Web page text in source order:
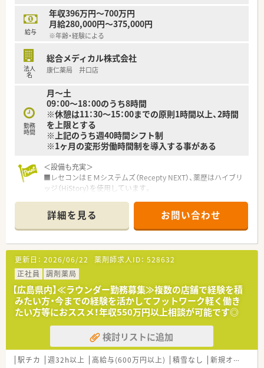
＜こんな方にもオススメ＞
■糖尿病の処方箋の勉強がしたい方
■プライベートも大切にしながら働きたい方
等々…
少しでも気になった方はお問い合わせくださいませ
■患者様一人ひとりに寄り添い、QOL向上を目指す薬局運営を
しています。
給与
年収396万円～700万円
月給280,000円～375,000円
※年齢・経験による
法人
名
総合メディカル株式会社
康仁薬局 井口店
勤務
時間
月～土
09：00～18：00のうち8時間
※休憩は11：30～15：00までの原則1時間以上、2時間
を上限とする
※上記のうち週40時間シフト制
※1ヶ月の変形労働時間制を導入する事がある
＜設備も充実＞
■レセコンはＥＭシステムズ（Recepty NEXT）、薬歴はハイブリ
ッジ（HiStory）を使用しています。
＜研修制度＞
■社内の研修体制の充実！薬剤師としての主体性を重んじた各種
研修・活動の実施をしています。
■認定薬剤師取得（更新）に関しても会社側からの支援もござい
ます。また、学術大会参加等、希望があれば勉強できる環境が整
っています。
＜法人特徴＞
■広島県を中心に医療モール型の薬局を60店舗以上運営してい
る企業です。
■生活に必要な施設と道路などの交通網がインフラとしてコン
パクトに結びついていく街づくりを目指して薬局出店を行って
■大型医療モールは介護・福祉との連携の拠点として街づくりに
ますます重要な役割を担っていくと考え、運営しています。
詳細を見る お問い合わせ
更新日： 2026/06/22 薬剤師求人ID： 528632
正社員
調剤薬局
【広島県内】≪ラウンダー勤務募集≫複数の店舗で経験を積
みたい方・今までの経験を活かしてフットワーク軽く働き
たい方等におススメ！年収550万円以上相談が可能です◎
検討リストに追加
駅チカ 週32h以上 高給与(600万円以上) 積雪なし 新規オープン